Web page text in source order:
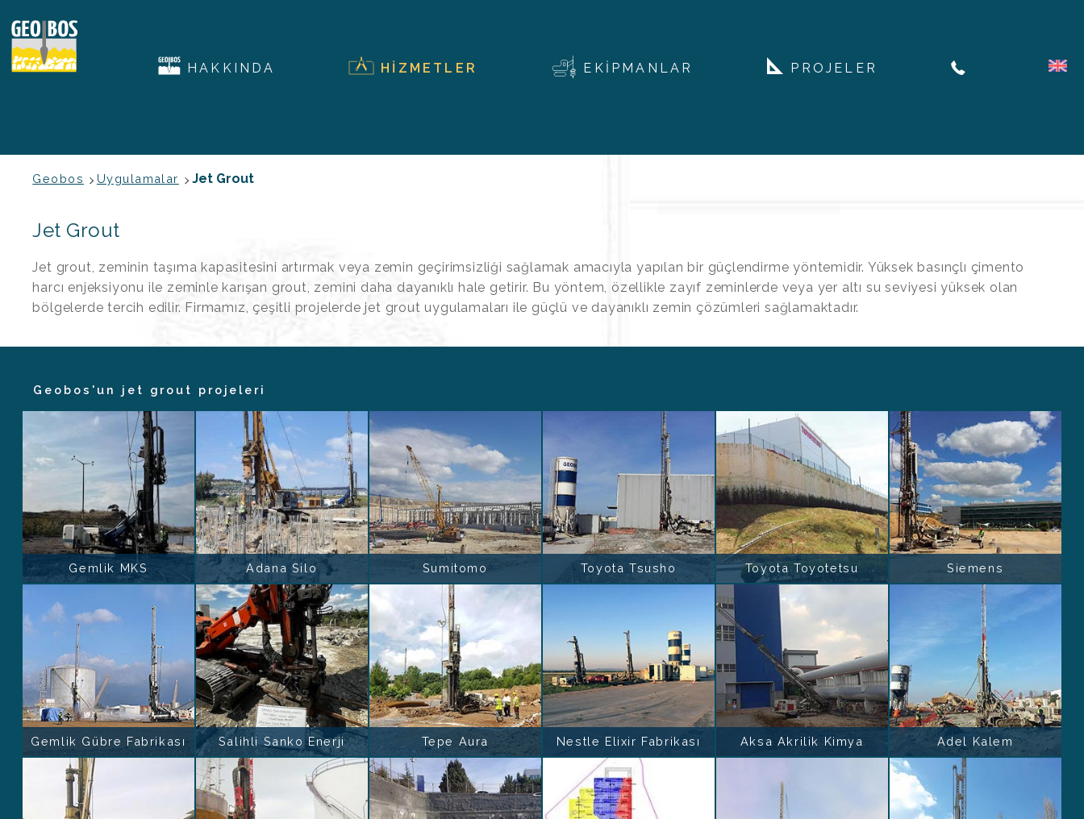
HAKKINDA HİZMETLER EKİPMANLAR PROJELER
Geobos Uygulamalar Jet Grout
Jet Grout
Jet grout, zeminin taşıma kapasitesini artırmak veya zemin geçirimsizliği sağlamak amacıyla yapılan bir güçlendirme yöntemidir. Yüksek basınçlı çimento
harcı enjeksiyonu ile zeminle karışan grout, zemini daha dayanıklı hale getirir. Bu yöntem, özellikle zayıf zeminlerde veya yer altı su seviyesi yüksek olan
bölgelerde tercih edilir. Firmamız, çeşitli projelerde jet grout uygulamaları ile güçlü ve dayanıklı zemin çözümleri sağlamaktadır.
Geobos'un jet grout projeleri
Gemlik MKS Adana Silo Sumitomo Toyota Tsusho Toyota Toyotetsu Siemens
Gemlik Gübre Fabrikası Salihli Sanko Enerji Tepe Aura Nestle Elixir Fabrikası Aksa Akrilik Kimya Adel Kalem